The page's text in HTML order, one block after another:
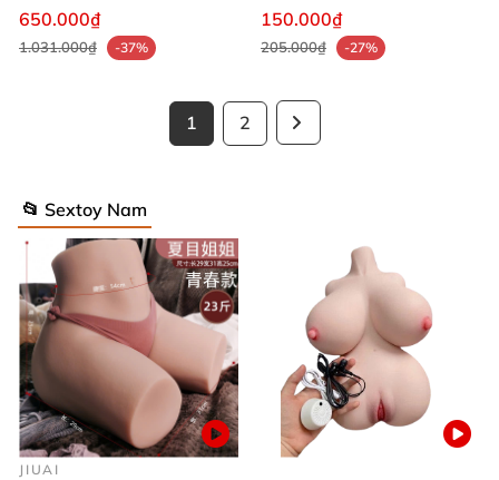
toàn
650.000₫
1.031.000₫ -37%
mạnh bạo
150.000₫
205.000₫ -27%
1 2
📂 Sextoy Nam
JIUAI